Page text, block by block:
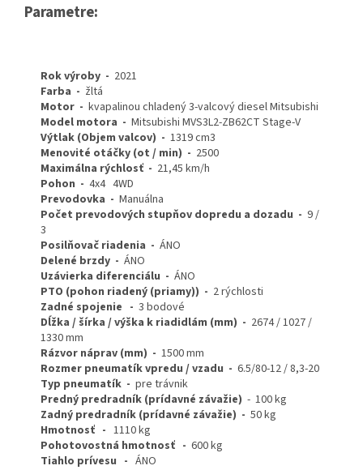
Parametre:
Rok výroby - 2021
Farba - žltá
Motor - kvapalinou chladený 3-valcový diesel Mitsubishi
Model motora - Mitsubishi MVS3L2-ZB62CT Stage-V
Výtlak (Objem valcov) - 1319 cm3
Menovité otáčky (ot / min) - 2500
Maximálna rýchlosť - 21,45 km/h
Pohon - 4x4 4WD
Prevodovka - Manuálna
Počet prevodových stupňov dopredu a dozadu - 9 /
3
Posilňovač riadenia - ÁNO
Delené brzdy - ÁNO
Uzávierka diferenciálu - ÁNO
PTO (pohon riadený (priamy)) - 2 rýchlosti
Zadné spojenie - 3 bodové
Dĺžka / šírka / výška k riadidlám (mm) - 2674 / 1027 /
1330 mm
Rázvor náprav (mm) - 1500 mm
Rozmer pneumatík vpredu / vzadu - 6.5/80-12 / 8,3-20
Typ pneumatík - pre trávnik
Predný predradník (prídavné závažie) - 100 kg
Zadný predradník (prídavné závažie) - 50 kg
Hmotnosť - 1110 kg
Pohotovostná hmotnosť - 600 kg
Tiahlo prívesu - ÁNO